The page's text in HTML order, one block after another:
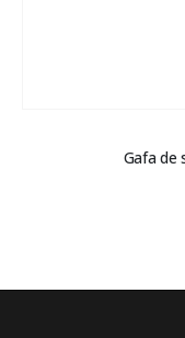
Gafa de